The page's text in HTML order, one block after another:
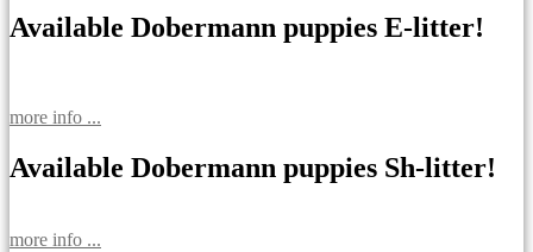
Available Dobermann puppies E-litter!
more info ...
Available Dobermann puppies Sh-litter!
more info ...